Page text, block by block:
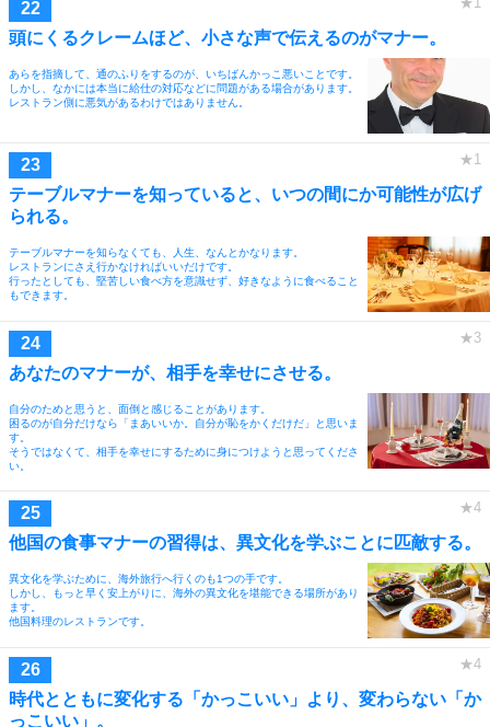
頭にくるクレームほど、小さな声で伝えるのがマナー。
あらを指摘して、通のふりをするのが、いちばんかっこ悪いことです。
しかし、なかには本当に給仕の対応などに問題がある場合があります。
レストラン側に悪気があるわけではありません。
テーブルマナーを知っていると、いつの間にか可能性が広げ
られる。
テーブルマナーを知らなくても、人生、なんとかなります。
レストランにさえ行かなければいいだけです。
行ったとしても、堅苦しい食べ方を意識せず、好きなように食べること
もできます。
あなたのマナーが、相手を幸せにさせる。
自分のためと思うと、面倒と感じることがあります。
困るのが自分だけなら「まあいいか。自分が恥をかくだけだ」と思いま
す。
そうではなくて、相手を幸せにするために身につけようと思ってくださ
い。
他国の食事マナーの習得は、異文化を学ぶことに匹敵する。
異文化を学ぶために、海外旅行へ行くのも1つの手です。
しかし、もっと早く安上がりに、海外の異文化を堪能できる場所があり
ます。
他国料理のレストランです。
時代とともに変化する「かっこいい」より、変わらない「か
っこいい」。